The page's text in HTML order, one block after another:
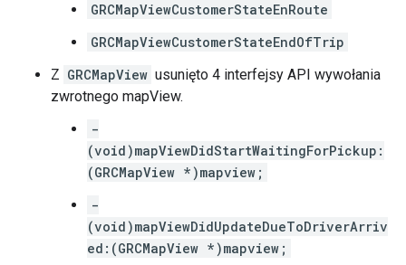
GRCMapViewCustomerStateEnRoute
GRCMapViewCustomerStateEndOfTrip
Z GRCMapView usunięto 4 interfejsy API wywołania
zwrotnego mapView.
-
(void)mapViewDidStartWaitingForPickup:
(GRCMapView *)mapview;
-
(void)mapViewDidUpdateDueToDriverArriv
ed:(GRCMapView *)mapview;